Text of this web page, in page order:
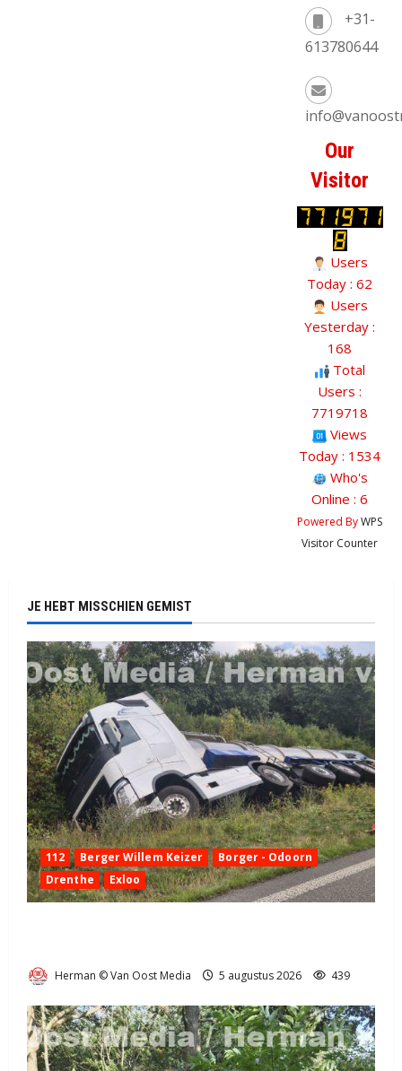
+31-
613780644
Our
Visitor
Users
Today : 62
Users
Yesterday :
168
Total
Users :
7719718
Views
Today : 1534
Who's
Online : 6
Powered ByWPS
Visitor Counter
JE HEBT MISSCHIEN GEMIST
112 Berger Willem Keizer
Borger - Odoorn
Drenthe
Exloo
Herman © Van Oost Media 5 augustus 2026 439